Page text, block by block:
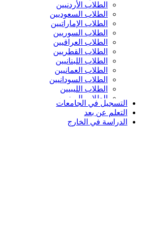
الطلاب الأردنيين
الطلاب السعوديين
الطلاب الإماراتيين
الطلاب السوريين
الطلاب العراقيين
الطلاب القطريين
الطلاب اللبنانيين
الطلاب العمانيين
الطلاب السودانيين
الطلاب الليبيين
الطلاب اليمنيين
التسجيل في الجامعات
التعلم عن بعد
الدراسة في الخارج